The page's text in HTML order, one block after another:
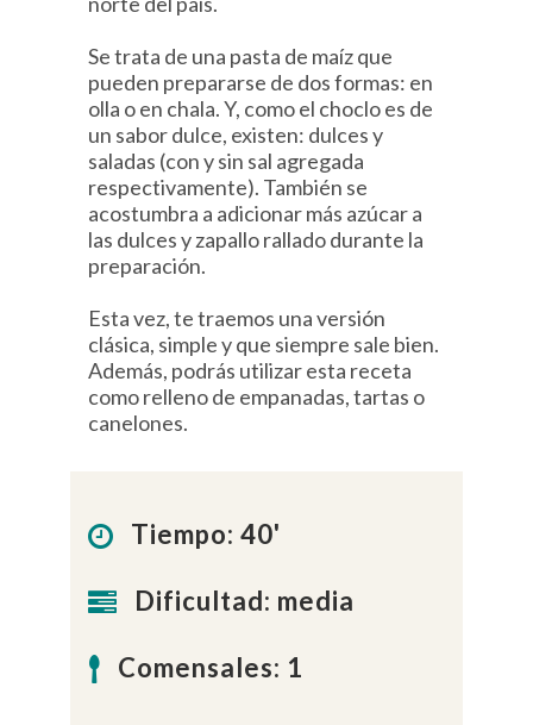
Se trata de una pasta de maíz que
pueden prepararse de dos formas: en
olla o en chala. Y, como el choclo es de
un sabor dulce, existen: dulces y
saladas (con y sin sal agregada
respectivamente). También se
acostumbra a adicionar más azúcar a
las dulces y zapallo rallado durante la
preparación.
Esta vez, te traemos una versión
clásica, simple y que siempre sale bien.
Además, podrás utilizar esta receta
como relleno de empanadas, tartas o
canelones.
Tiempo: 40'
Dificultad: media
Comensales: 1